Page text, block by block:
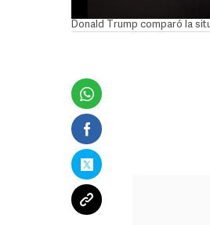
Donald Trump comparó la